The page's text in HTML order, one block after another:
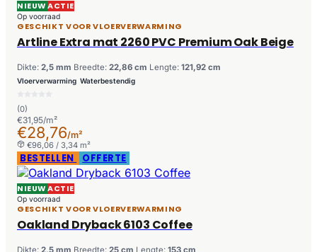
NIEUWACTIE
Op voorraad
GESCHIKT VOOR VLOERVERWARMING
Artline Extra mat 2260 PVC Premium Oak Beige
Dikte: 2,5 mm Breedte: 22,86 cm Lengte: 121,92 cm
Vloerverwarming Waterbestendig
(0)
€31,95/m²
€28,76/m²
€96,06 / 3,34 m²
BESTELLEN OFFERTE
NIEUWACTIE
Op voorraad
GESCHIKT VOOR VLOERVERWARMING
Oakland Dryback 6103 Coffee